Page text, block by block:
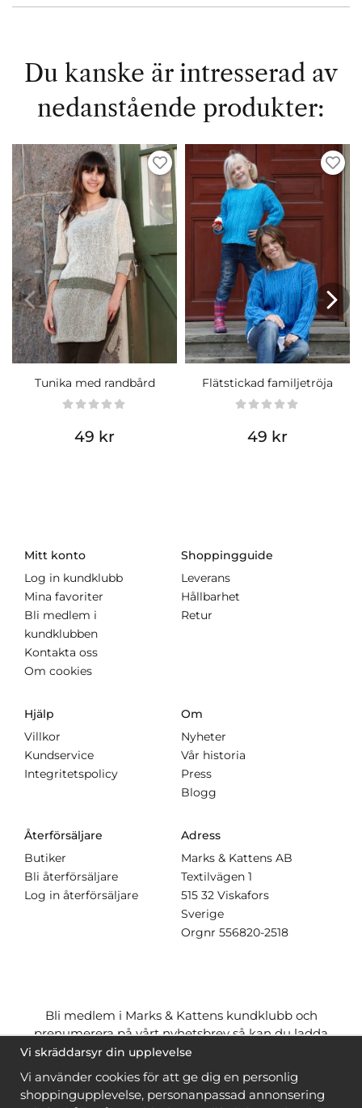
Du kanske är intresserad av
nedanstående produkter:
Tunika med randbård
49 kr
Flätstickad familjetröja
49 kr
Mitt konto
Log in kundklubb
Mina favoriter
Bli medlem i
kundklubben
Kontakta oss
Om cookies
Shoppingguide
Leverans
Hållbarhet
Retur
Hjälp
Villkor
Kundservice
Integritetspolicy
Om
Nyheter
Vår historia
Press
Blogg
Återförsäljare
Butiker
Bli återförsäljare
Log in återförsäljare
Adress
Marks & Kattens AB
Textilvägen 1
515 32 Viskafors
Sverige
Orgnr 556820-2518
Bli medlem i Marks & Kattens kundklubb och
prenumerera på vårt nyhetsbrev så kan du ladda
ner många mönstergratisoch få många
när du handlar garn till mönstret. Du ser vilka som
ärgratis när du ärinloggad.
Vi skräddarsyr din upplevelse
Vi använder cookies för att ge dig en personlig
shoppingupplevelse, personanpassad annonsering